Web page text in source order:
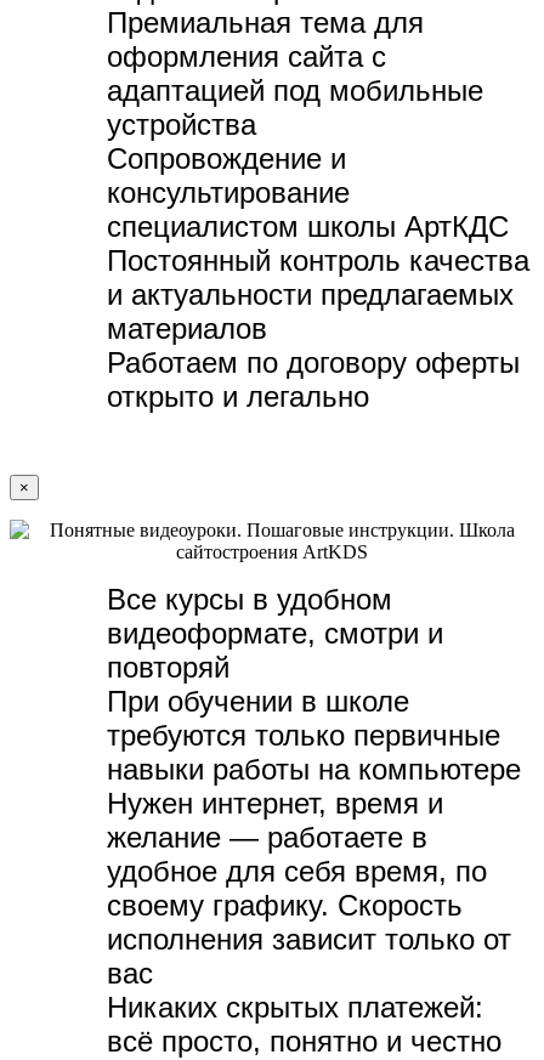
Премиальная тема для
оформления сайта с
адаптацией под мобильные
устройства
Сопровождение и
консультирование
специалистом школы АртКДС
Постоянный контроль качества
и актуальности предлагаемых
материалов
Работаем по договору оферты
открыто и легально
×
Все курсы в удобном
видеоформате, смотри и
повторяй
При обучении в школе
требуются только первичные
навыки работы на компьютере
Нужен интернет, время и
желание — работаете в
удобное для себя время, по
своему графику. Скорость
исполнения зависит только от
вас
Никаких скрытых платежей:
всё просто, понятно и честно